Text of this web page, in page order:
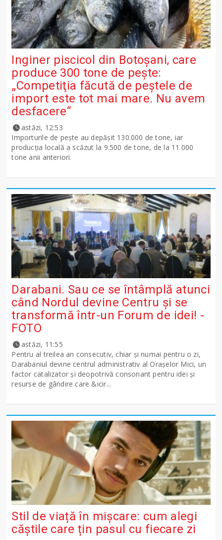
Inginer piscicol din Botoşani, care
produce 300 tone de peşte:
„Competiţia făcută de peştele de
import este tot mai mare. Nu avem
desfacere“
astăzi, 12:53
Importurile de peşte au depăşit 130.000 de tone, iar
producţia locală a scăzut la 9.500 de tone, de la 11.000
tone anii anteriori.
Darabani. Sau ce se întâmplă atunci
când Nordul devine Centru și se
transformă într-un Forum de idei! -
FOTO
astăzi, 11:55
Pentru al treilea an consecutiv, chiar și numai pentru o zi,
Darabaniul devine centrul administrativ al Orașelor Mici, un
factor catalizator și deopotrivă consonant pentru idei și
resurse de gândire care &icir...
Stil de viață în mișcare: cum alegi
căștile care țin pasul cu fiecare zi